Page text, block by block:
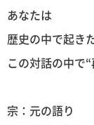
あなたは
歴史の中で起き
この対話の中で“
宗：元の語り